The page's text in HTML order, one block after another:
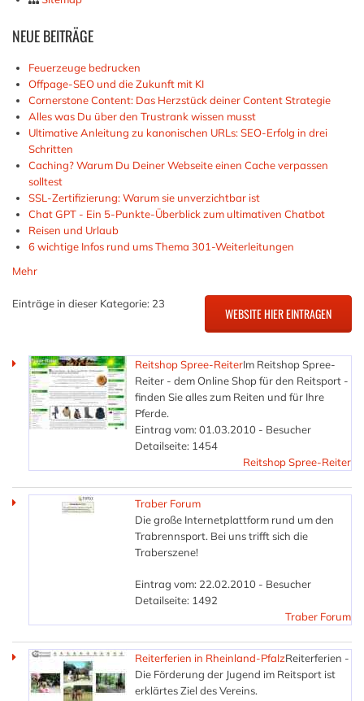
NEUEBEITRÄGE
Feuerzeuge bedrucken
Offpage-SEO und die Zukunft mit KI
Cornerstone Content: Das Herzstück deiner Content Strategie
Alles was Du über den Trustrank wissen musst
Ultimative Anleitung zu kanonischen URLs: SEO-Erfolg in drei
Schritten
Caching? Warum Du Deiner Webseite einen Cache verpassen
solltest
SSL-Zertifizierung: Warum sie unverzichtbar ist
Chat GPT - Ein 5-Punkte-Überblick zum ultimativen Chatbot
Reisen und Urlaub
6 wichtige Infos rund ums Thema 301-Weiterleitungen
Mehr
Einträge in dieser Kategorie: 23
Reitshop Spree-ReiterIm Reitshop Spree-
Reiter - dem Online Shop für den Reitsport -
finden Sie alles zum Reiten und für Ihre
Pferde.
Eintrag vom: 01.03.2010 - Besucher
Detailseite: 1454
Reitshop Spree-Reiter
Traber Forum
Die große Internetplattform rund um den
Trabrennsport. Bei uns trifft sich die
Traberszene!
Eintrag vom: 22.02.2010 - Besucher
Detailseite: 1492
Traber Forum
Reiterferien in Rheinland-PfalzReiterferien -
Die Förderung der Jugend im Reitsport ist
erklärtes Ziel des Vereins.